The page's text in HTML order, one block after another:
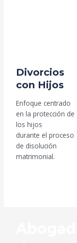
Divorcios
con Hijos
Enfoque centrado
en la protección de
los hijos
durante el proceso
de disolución
matrimonial.